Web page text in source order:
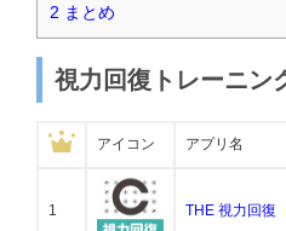
2 まとめ
視力回復トレーニン
アイコン アプリ名
1 THE 視力回復